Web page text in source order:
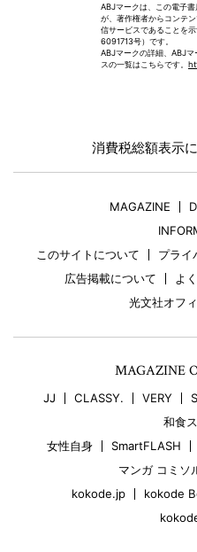
ABJマークは、この電子
が、著作権者からコンテ
信サービスであることを
6091713号）です。
ABJマークの詳細、ABJ
スの一覧はこちらです。
消費税総額表示
MAGAZINE
このサイトについて
プライ
広告掲載について
よ
光文社オフ
MAGAZINE
JJ CLASSY. VERY
和食
女性自身
SmartFLASH
マンガ コミソ
kokode.jp
kokode